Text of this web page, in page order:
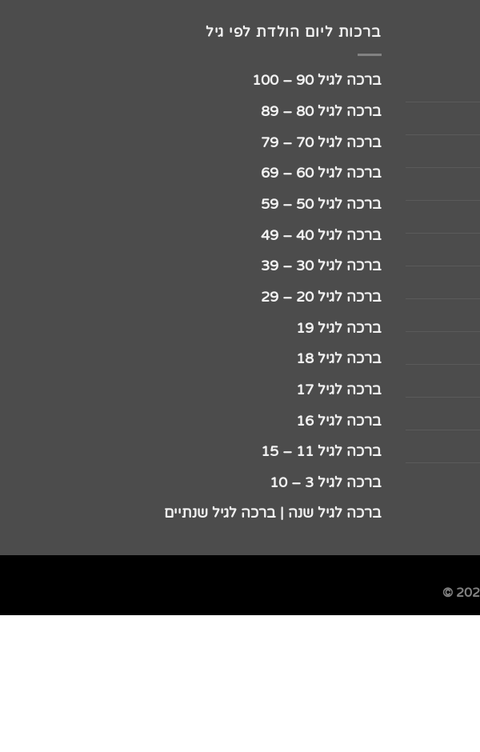
ברכות ליום הולדת לפי גיל
ברכה לגיל 90 – 100
ברכה לגיל 80 – 89
ברכה לגיל 70 – 79
ברכה לגיל 60 – 69
ברכה לגיל 50 – 59
ברכה לגיל 40 – 49
ברכה לגיל 30 – 39
ברכה לגיל 20 – 29
ברכה לגיל 19
ברכה לגיל 18
ברכה לגיל 17
ברכה לגיל 16
ברכה לגיל 11 – 15
ברכה לגיל 3 – 10
ברכה לגיל שנה | ברכה לגיל שנתיים